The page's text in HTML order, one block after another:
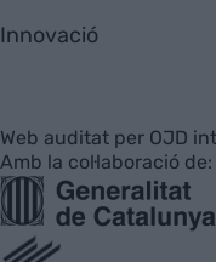
Innovació
Web auditat per OJD
Amb la col·laboració de: